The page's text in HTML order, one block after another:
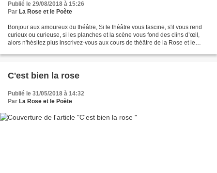
Publié le 29/08/2018 à 15:26
Par La Rose et le Poète
Bonjour aux amoureux du théâtre, Si le théâtre vous fascine, s'il vous rend
curieux ou curieuse, si les planches et la scène vous fond des clins d’œil,
alors n'hésitez plus inscrivez-vous aux cours de théâtre de la Rose et le
C'est bien la rose
Publié le 31/05/2018 à 14:32
Par La Rose et le Poète